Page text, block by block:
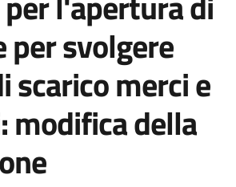
per svolgere
scarico merci e
modifica della